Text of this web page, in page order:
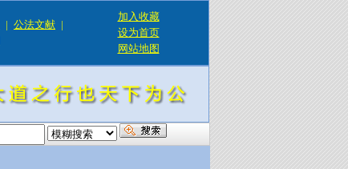
| 公法文献 |
加入收藏
设为首页
网站地图